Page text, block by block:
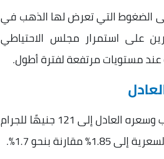
الضغوط التي تعرض لها الذهب في
على استمرار مجلس الاحتياطي
عند مستويات مرتفعة لفترة أطول.
وارتفعت الفجوة السعرية بين السعر المحلي للذهب وسعره العادل إلى 121 جنيهًا للجرام